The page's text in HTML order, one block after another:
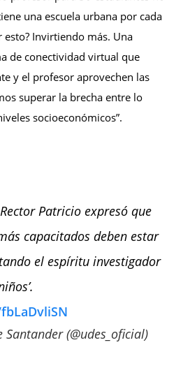
una escuela urbana por cada
Invirtiendo más. Una
de conectividad virtual que
y el profesor aprovechen las
superar la brecha entre lo
socioeconómicos”.
Patricio expresó que
capacitados deben estar
el espíritu investigador
(@udes_oficial)